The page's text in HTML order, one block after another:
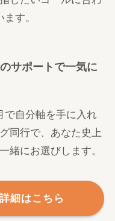
す。
サポートで一気に
で自分軸を手に入れ
同行で、あなた史上
緒にお選びします。
細はこちら